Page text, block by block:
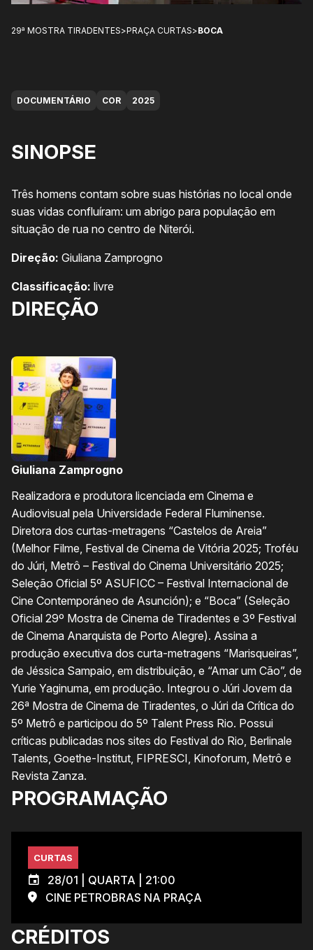
29ª MOSTRA TIRADENTES>PRAÇA CURTAS>BOCA
DOCUMENTÁRIO COR 2025
SINOPSE
Três homens contam sobre suas histórias no local onde
suas vidas confluíram: um abrigo para população em
situação de rua no centro de Niterói.
Direção: Giuliana Zamprogno
Classificação: livre
DIREÇÃO
Giuliana Zamprogno
Realizadora e produtora licenciada em Cinema e
Audiovisual pela Universidade Federal Fluminense.
Diretora dos curtas-metragens “Castelos de Areia”
(Melhor Filme, Festival de Cinema de Vitória 2025; Troféu
do Júri, Metrô – Festival do Cinema Universitário 2025;
Seleção Oficial 5º ASUFICC – Festival Internacional de
Cine Contemporáneo de Asunción); e “Boca” (Seleção
Oficial 29º Mostra de Cinema de Tiradentes e 3º Festival
de Cinema Anarquista de Porto Alegre). Assina a
produção executiva dos curta-metragens “Marisqueiras”,
de Jéssica Sampaio, em distribuição, e “Amar um Cão”, de
Yurie Yaginuma, em produção. Integrou o Júri Jovem da
26ª Mostra de Cinema de Tiradentes, o Júri da Crítica do
5º Metrô e participou do 5º Talent Press Rio. Possui
críticas publicadas nos sites do Festival do Rio, Berlinale
Talents, Goethe-Institut, FIPRESCI, Kinoforum, Metrô e
Revista Zanza.
PROGRAMAÇÃO
CURTAS
28/01 | QUARTA | 21:00
CINE PETROBRAS NA PRAÇA
CRÉDITOS